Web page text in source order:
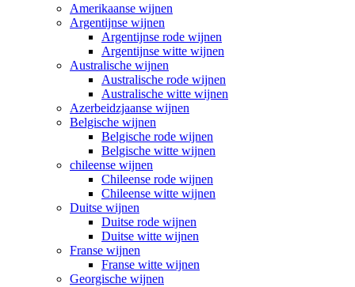
Amerikaanse wijnen
Argentijnse wijnen
Argentijnse rode wijnen
Argentijnse witte wijnen
Australische wijnen
Australische rode wijnen
Australische witte wijnen
Azerbeidzjaanse wijnen
Belgische wijnen
Belgische rode wijnen
Belgische witte wijnen
chileense wijnen
Chileense rode wijnen
Chileense witte wijnen
Duitse wijnen
Duitse rode wijnen
Duitse witte wijnen
Franse wijnen
Franse witte wijnen
Georgische wijnen